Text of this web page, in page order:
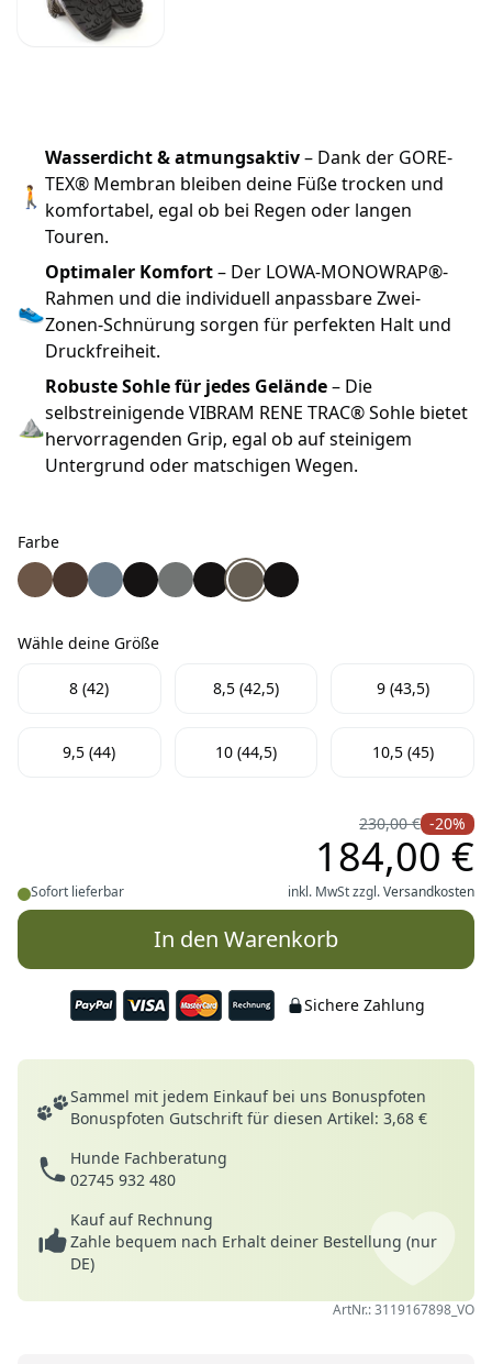
🚶
Wasserdicht & atmungsaktiv– Dank der GORE-
TEX® Membran bleiben deine Füße trocken und
komfortabel, egal ob bei Regen oder langen
Touren.
👟
Optimaler Komfort– Der LOWA-MONOWRAP®-
Rahmen und die individuell anpassbare Zwei-
Zonen-Schnürung sorgen für perfekten Halt und
Druckfreiheit.
⛰
Robuste Sohle für jedes Gelände– Die
selbstreinigende VIBRAM RENE TRAC® Sohle bietet
hervorragenden Grip, egal ob auf steinigem
Untergrund oder matschigen Wegen.
Farbe
Farbe
Lowa Renegade EVO GTX® MID Herrenschuh stein/
Lowa Renegade EVO GTX® MID Herrenschuh
Lowa Renegade EVO GTX® MID Herrenschuh
Lowa Renegade EVO GTX® MID
Lowa Renegade EVO GTX® MID
Lowa Renegade EVO GTX® MID
Lowa Renegade EVO GTX®
Lowa Renegade EVO
Wähle deine Größe
8 (42) 8,5 (42,5) 9 (43,5)
9,5 (44) 10 (44,5) 10,5 (45)
Sofort lieferbar
230,00 € -20%
184,00 €
inkl. MwSt zzgl.Versandkosten
In den Warenkorb
Sichere Zahlung
Deine Vorteile
Sammel mit jedem Einkauf bei uns Bonuspfoten
Bonuspfoten Gutschrift für diesen Artikel: 3,68 €
Hunde Fachberatung
02745 932 480
Kauf auf Rechnung
Zahle bequem nach Erhalt deiner Bestellung (nur
DE)
ArtNr.: 3119167898_VO